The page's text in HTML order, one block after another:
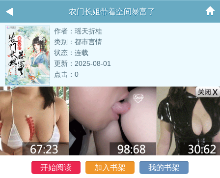
农门长姐带着空间暴富了
作者：瑶天折桂
类别：都市言情
状态：连载
更新：2025-08-01
点击：0
开始阅读 加入书架 我的书架